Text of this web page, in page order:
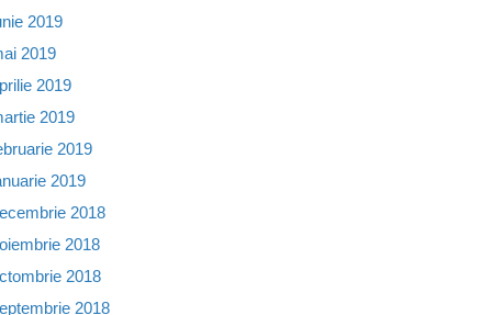
2019
2019
2019
2019
2019
2019
2018
2018
2018
2018